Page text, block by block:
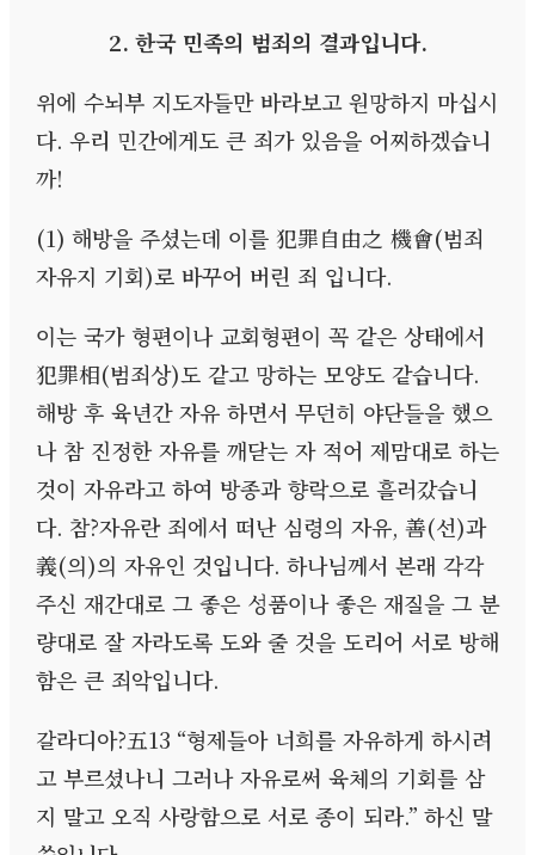
2. 한국 민족의 범죄의 결과입니다.
위에 수뇌부 지도자들만 바라보고 원망하지 마십시
다. 우리 민간에게도 큰 죄가 있음을 어찌하겠습니
까!
(1) 해방을 주셨는데 이를 犯罪自由之 機會(범죄
자유지 기회)로 바꾸어 버린 죄 입니다.
이는 국가 형편이나 교회형편이 꼭 같은 상태에서
犯罪相(범죄상)도 같고 망하는 모양도 같습니다.
해방 후 육년간 자유 하면서 무던히 야단들을 했으
나 참 진정한 자유를 깨닫는 자 적어 제맘대로 하는
것이 자유라고 하여 방종과 향락으로 흘러갔습니
다. 참?자유란 죄에서 떠난 심령의 자유, 善(선)과
義(의)의 자유인 것입니다. 하나님께서 본래 각각
주신 재간대로 그 좋은 성품이나 좋은 재질을 그 분
량대로 잘 자라도록 도와 줄 것을 도리어 서로 방해
함은 큰 죄악입니다.
갈라디아?五13 “형제들아 너희를 자유하게 하시려
고 부르셨나니 그러나 자유로써 육체의 기회를 삼
지 말고 오직 사랑함으로 서로 종이 되라.” 하신 말